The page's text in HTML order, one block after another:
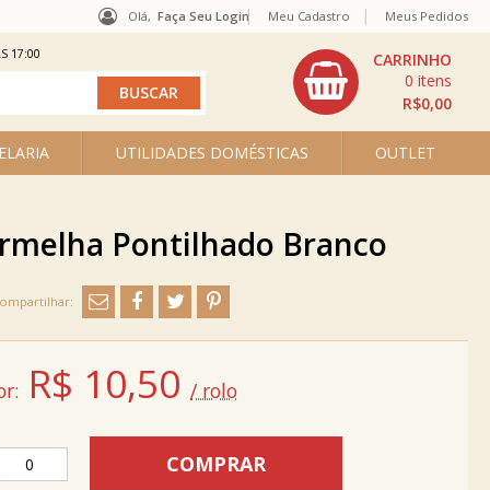
Olá, Faça Seu Login
UTILIDADES DOMÉSTICAS OUTLET
R$0,00
0
Meu Cadastro Meus Pedidos
17:00
Pontilhado Branco
R$ 10,50 / rolo